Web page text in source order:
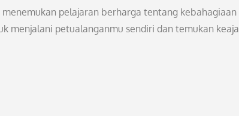
pelajaran berharga tentang kebahagiaan
menjalani petualanganmu sendiri dan temukan